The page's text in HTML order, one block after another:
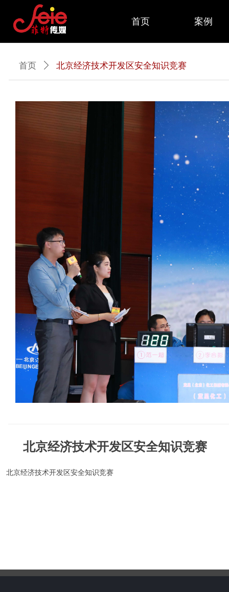
首页 案例
北京经济技术开发区安全知识竞赛
北京经济技术开发区安全知识竞赛
首页 ꄲ 北京经济技术开发区安全知识竞赛